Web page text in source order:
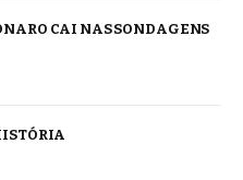
CAI NAS SONDAGENS